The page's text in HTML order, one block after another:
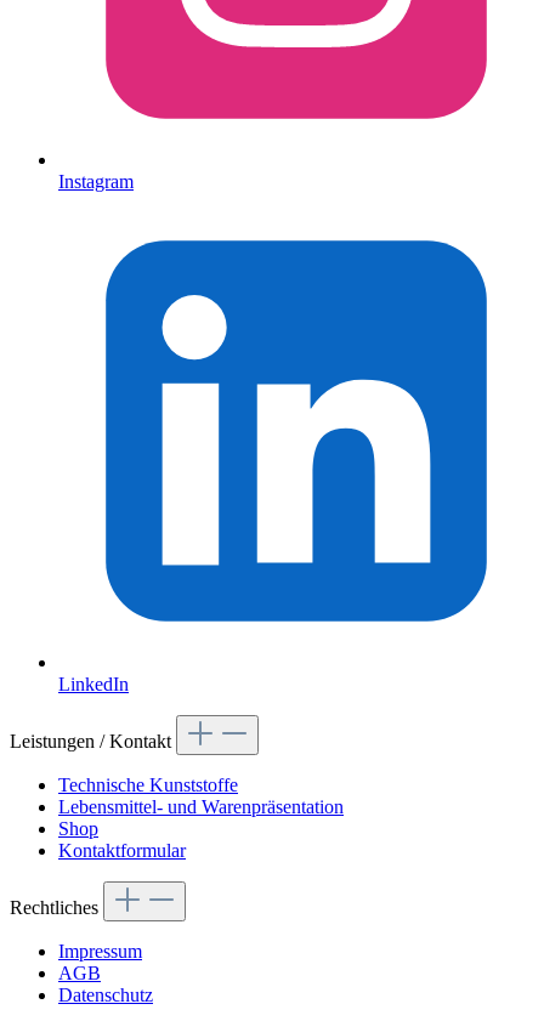
Instagram
LinkedIn
Leistungen / Kontakt
Technische Kunststoffe
Lebensmittel- und Warenpräsentation
Shop
Kontaktformular
Rechtliches
Impressum
AGB
Datenschutz